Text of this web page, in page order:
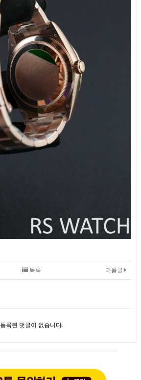
다음글
목록
등록된 댓글이 없습니다.